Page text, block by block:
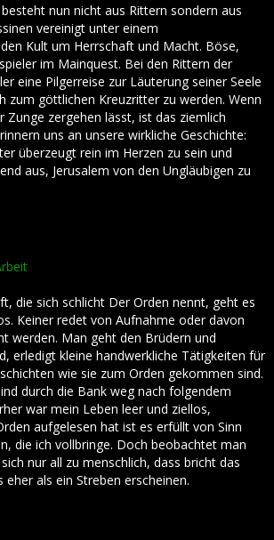
nun nicht aus Rittern sondern aus
vereinigt unter einem
Kult um Herrschaft und Macht. Böse,
im Mainquest. Bei den Rittern der
eine Pilgerreise zur Läuterung seiner Seele
zum göttlichen Kreuzritter zu werden. Wenn
Zunge zergehen lässt, ist das ziemlich
uns an unsere wirkliche Geschichte:
überzeugt rein im Herzen zu sein und
aus, Jerusalem von den Ungläubigen zu
die sich schlicht Der Orden nennt, geht es
Keiner redet von Aufnahme oder davon
werden. Man geht den Brüdern und
erledigt kleine handwerkliche Tätigkeiten für
wie sie zum Orden gekommen sind.
durch die Bank weg nach folgendem
war mein Leben leer und ziellos,
aufgelesen hat ist es erfüllt von Sinn
die ich vollbringe. Doch beobachtet man
nur all zu menschlich, dass bricht das
eher als ein Streben erscheinen.